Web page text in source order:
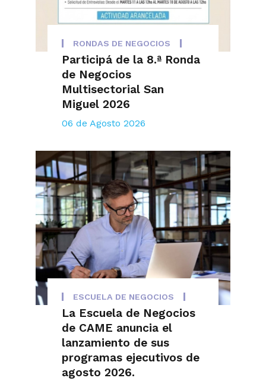
RONDAS DE NEGOCIOS
Participá de la 8.ª Ronda
de Negocios
Multisectorial San
Miguel 2026
06 de Agosto 2026
ESCUELA DE NEGOCIOS
La Escuela de Negocios
de CAME anuncia el
lanzamiento de sus
programas ejecutivos de
agosto 2026.